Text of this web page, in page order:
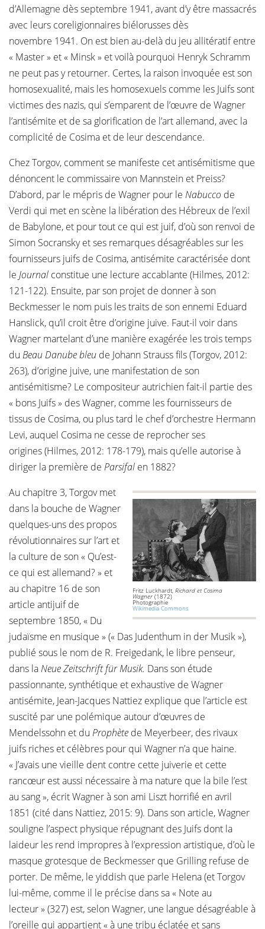
d’Allemagne dès septembre 1941, avant d’y être massacrés
avec leurs coreligionnaires biélorusses dès
novembre 1941. On est bien au-delà du jeu allitératif entre
« Master » et « Minsk » et voilà pourquoi Henryk Schramm
ne peut pas y retourner. Certes, la raison invoquée est son
homosexualité, mais les homosexuels comme les Juifs sont
victimes des nazis, qui s’emparent de l’œuvre de Wagner
l’antisémite et de sa glorification de l’art allemand, avec la
complicité de Cosima et de leur descendance.
Chez Torgov, comment se manifeste cet antisémitisme que
dénoncent le commissaire von Mannstein et Preiss?
D’abord, par le mépris de Wagner pour le Nabucco de
Verdi qui met en scène la libération des Hébreux de l’exil
de Babylone, et pour tout ce qui est juif, d’où son renvoi de
Simon Socransky et ses remarques désagréables sur les
fournisseurs juifs de Cosima, antisémite caractérisée dont
le Journal constitue une lecture accablante (Hilmes, 2012:
121-122). Ensuite, par son projet de donner à son
Beckmesser le nom puis les traits de son ennemi Eduard
Hanslick, qu’il croit être d’origine juive. Faut-il voir dans
Wagner martelant d’une manière exagérée les trois temps
du Beau Danube bleu de Johann Strauss fils (Torgov, 2012:
263), d’origine juive, une manifestation de son
antisémitisme? Le compositeur autrichien fait-il partie des
« bons Juifs » des Wagner, comme les fournisseurs de
tissus de Cosima, ou plus tard le chef d’orchestre Hermann
Levi, auquel Cosima ne cesse de reprocher ses
origines (Hilmes, 2012: 178-179), mais qu’elle autorise à
diriger la première de Parsifal en 1882?
Fritz Luckhardt, Richard et Cosima
Wagner (1872)
Photographie
Wikimedia Commons
Au chapitre 3, Torgov met
dans la bouche de Wagner
quelques-uns des propos
révolutionnaires sur l’art et
la culture de son « Qu’est-
ce qui est allemand? » et
au chapitre 16 de son
article antijuif de
septembre 1850, « Du
judaïsme en musique » (« Das Judenthum in der Musik »),
publié sous le nom de R. Freigedank, le libre penseur,
dans laNeue Zeitschrift für Musik. Dans son étude
passionnante, synthétique et exhaustive de Wagner
antisémite, Jean-Jacques Nattiez explique que l’article est
suscité par une polémique autour d’œuvres de
Mendelssohn et du Prophète de Meyerbeer, des rivaux
juifs riches et célèbres pour qui Wagner n’a que haine.
« J’avais une vieille dent contre cette juiverie et cette
rancœur est aussi nécessaire à ma nature que la bile l’est
au sang », écrit Wagner à son ami Liszt horrifié en avril
1851 (cité dans Nattiez, 2015: 9). Dans son article, Wagner
souligne l’aspect physique répugnant des Juifs dont la
laideur les rend impropres à l’expression artistique, d’où le
masque grotesque de Beckmesser que Grilling refuse de
porter. De même, le yiddish que parle Helena (et Torgov
lui-même, comme il le précise dans sa « Note au
lecteur » (327) est, selon Wagner, une langue désagréable à
l’oreille qui appartient « à une tribu éclatée et sans